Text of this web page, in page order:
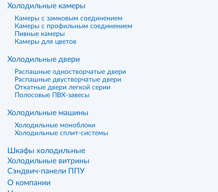
Холодильные камеры
Камеры с замковым соединением
Камеры с профильным соединением
Пивные камеры
Камеры для цветов
Холодильные двери
Распашные одностворчатые двери
Распашные двустворчатые двери
Откатные двери легкой серии
Полосовые ПВХ-завесы
Холодильные машины
Холодильные моноблоки
Холодильные сплит-системы
Шкафы холодильные
Холодильные витрины
Сэндвич-панели ППУ
О компании